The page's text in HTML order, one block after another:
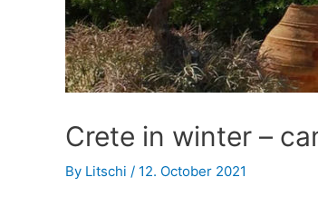
Crete in winter –
By Litschi / 12. October 2021